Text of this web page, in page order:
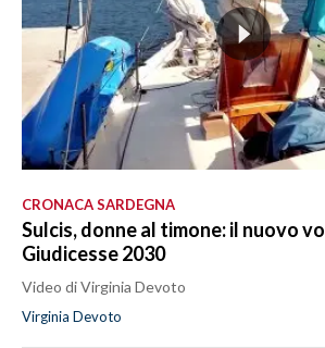
CRONACA SARDEGNA
Sulcis, donne al timone: il nuovo
Giudicesse 2030
Video di Virginia Devoto
Virginia Devoto